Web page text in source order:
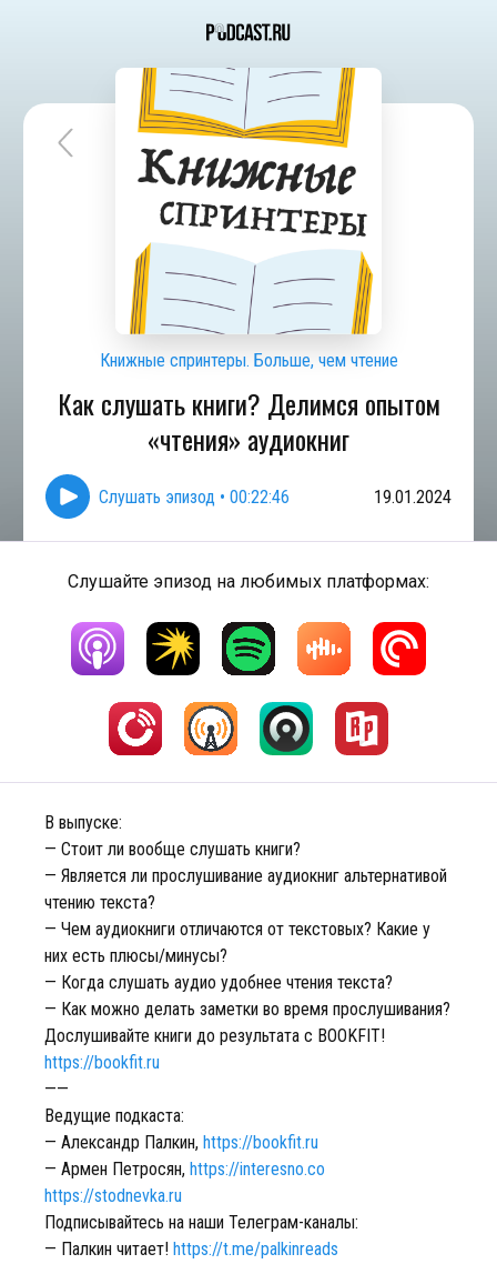
Книжные спринтеры. Больше, чем чтение
Как слушать книги? Делимся опытом
«чтения» аудиокниг
Слушать эпизод • 00:22:46 19.01.2024
Слушайте эпизод на любимых платформах:
В выпуске:
— Стоит ли вообще слушать книги?
— Является ли прослушивание аудиокниг альтернативой
чтению текста?
— Чем аудиокниги отличаются от текстовых? Какие у
них есть плюсы/минусы?
— Когда слушать аудио удобнее чтения текста?
— Как можно делать заметки во время прослушивания?
Дослушивайте книги до результата с BOOKFIT!
https://bookfit.ru
——
Ведущие подкаста:
— Александр Палкин, https://bookfit.ru
— Армен Петросян, https://interesno.co
https://stodnevka.ru
Подписывайтесь на наши Телеграм-каналы:
— Палкин читает! https://t.me/palkinreads